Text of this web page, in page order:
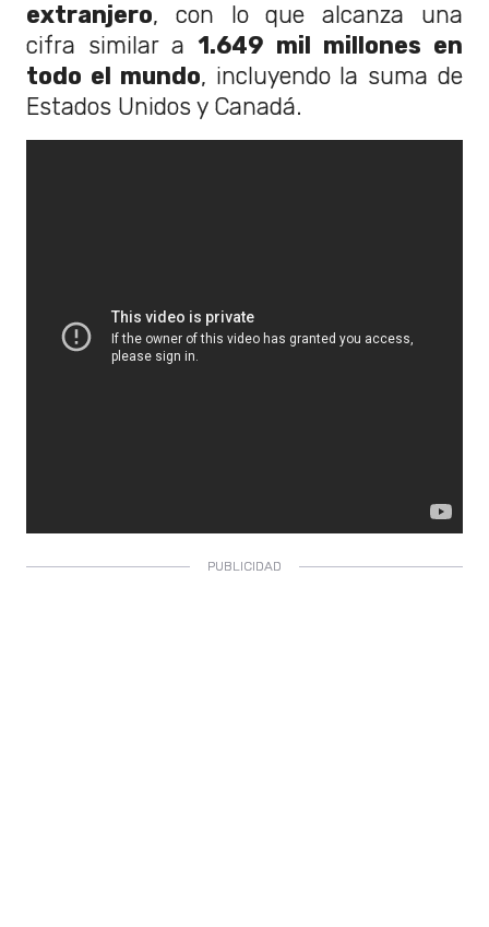
extranjero, con lo que alcanza una
cifra similar a1.649 mil millones en
todo el mundo, incluyendo la suma de
Estados Unidos y Canadá.